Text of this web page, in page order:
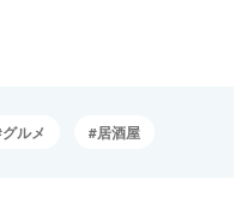
グルメ 居酒屋